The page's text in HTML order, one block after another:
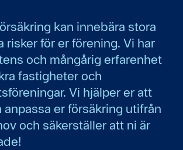
kan innebära stora
risker för er förening. Vi har
och mångårig erfarenhet
fastigheter och
Vi hjälper er att
anpassa er försäkring utifrån
och säkerställer att ni är